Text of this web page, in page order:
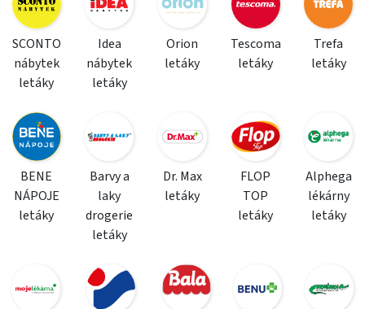
SCONTO
nábytek
letáky
Idea
nábytek
letáky
Orion
letáky
Tescoma
letáky
Trefa
letáky
BENE
NÁPOJE
letáky
Barvy a
laky
drogerie
letáky
Dr. Max
letáky
FLOP
TOP
letáky
Alphega
lékárny
letáky